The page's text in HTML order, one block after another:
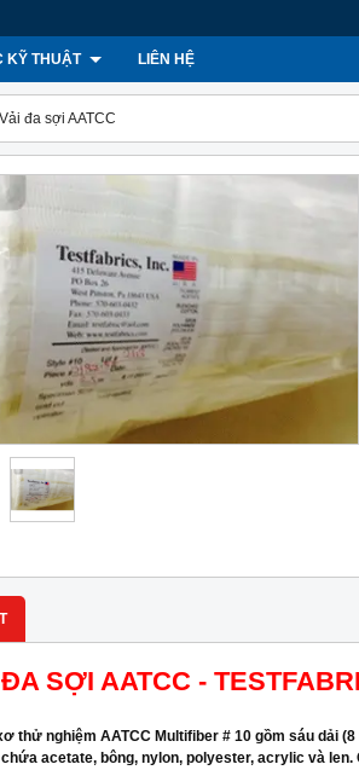
KỸ THUẬT LIÊN HỆ
Vải đa sợi AATCC
SỢI AATCC -
thử nghiệm AATCC Multifiber # 10 gồm sáu dải (8
acetate, bông, nylon, polyester, acrylic và len.